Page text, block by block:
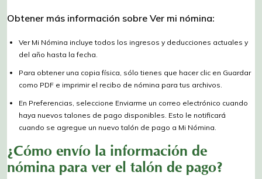
Obtener más información sobre Ver mi nómina:
Ver Mi Nómina incluye todos los ingresos y deducciones actuales y
del año hasta la fecha.
Para obtener una copia física, sólo tienes que hacer clic en Guardar
como PDF e imprimir el recibo de nómina para tus archivos.
En Preferencias, seleccione Enviarme un correo electrónico cuando
haya nuevos talones de pago disponibles. Esto le notificará
cuando se agregue un nuevo talón de pago a Mi Nómina.
¿Cómo envío la información de
nómina para ver el talón de pago?